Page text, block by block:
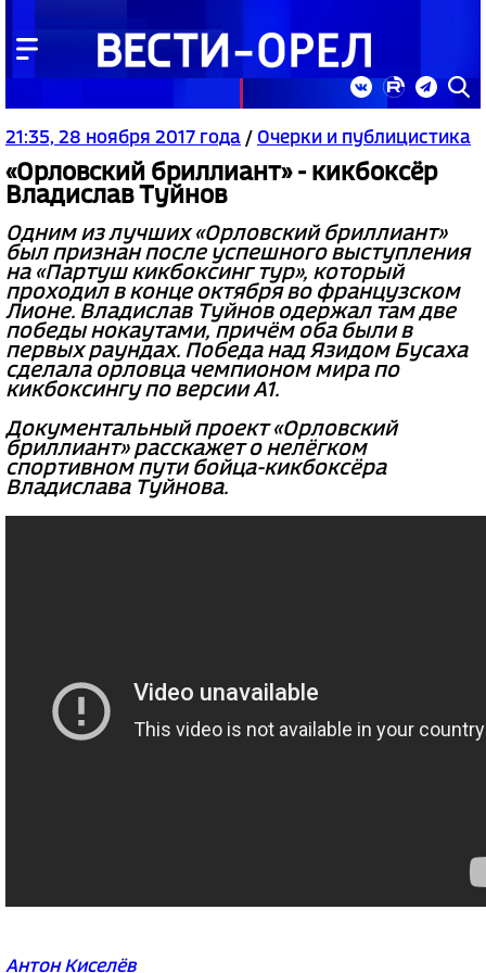
21:35, 28 ноября 2017 года / Очерки и публицистика
«Орловский бриллиант» - кикбоксёр
Владислав Туйнов
Одним из лучших «Орловский бриллиант»
был признан после успешного выступления
на «Партуш кикбоксинг тур», который
проходил в конце октября во французском
Лионе. Владислав Туйнов одержал там две
победы нокаутами, причём оба были в
первых раундах. Победа над Язидом Бусаха
сделала орловца чемпионом мира по
кикбоксингу по версии A1.
Документальный проект «Орловский
бриллиант» расскажет о нелёгком
спортивном пути бойца-кикбоксёра
Владислава Туйнова.
Антон Киселёв